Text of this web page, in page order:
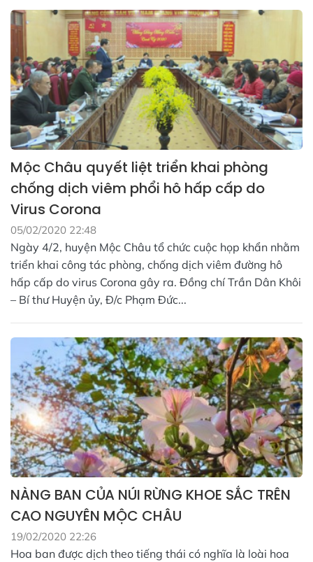
Mộc Châu quyết liệt triển khai phòng
chống dịch viêm phổi hô hấp cấp do
Virus Corona
05/02/2020 22:48
Ngày 4/2, huyện Mộc Châu tổ chức cuộc họp khẩn nhằm
triển khai công tác phòng, chống dịch viêm đường hô
hấp cấp do virus Corona gây ra. Đồng chí Trần Dân Khôi
– Bí thư Huyện ủy, Đ/c Phạm Đức...
NÀNG BAN CỦA NÚI RỪNG KHOE SẮC TRÊN
CAO NGUYÊN MỘC CHÂU
19/02/2020 22:26
Hoa ban được dịch theo tiếng thái có nghĩa là loài hoa